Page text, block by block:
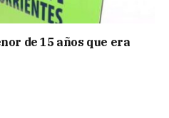
de 15 años que era